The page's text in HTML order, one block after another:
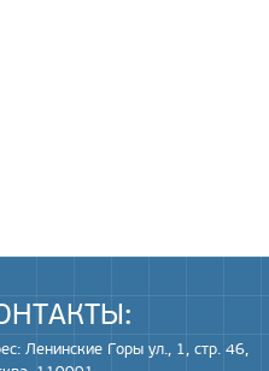
Ленинские Горы ул., 1, стр. 46,